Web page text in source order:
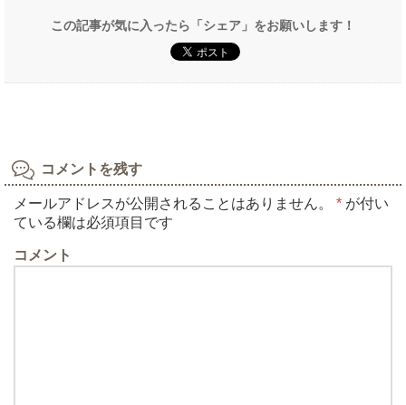
この記事が気に入ったら「シェア」をお願いします！
コメントを残す
メールアドレスが公開されることはありません。 * が付い
ている欄は必須項目です
コメント